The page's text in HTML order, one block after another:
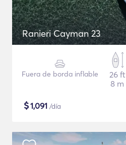
Ranieri Cayman 23
Fuera de borda inflable
26 ft
8 m
$1,091 /día